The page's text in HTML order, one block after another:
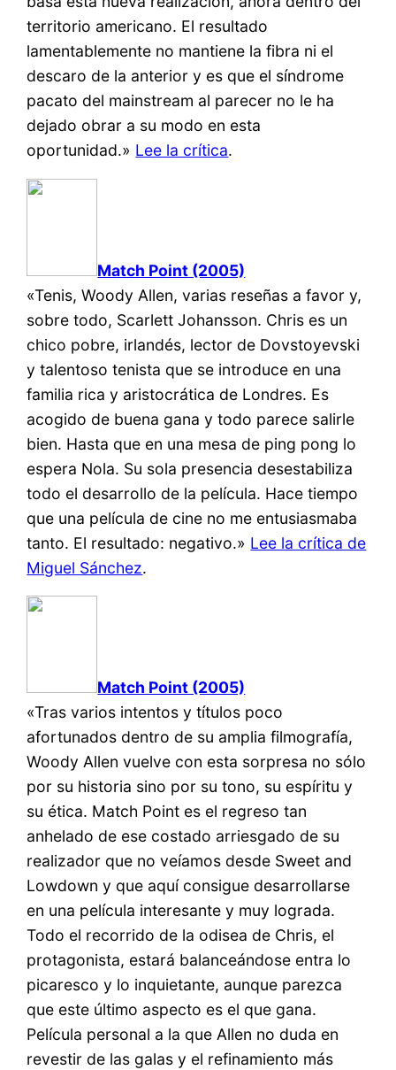
territorio americano. El resultado
lamentablemente no mantiene la fibra ni el
descaro de la anterior y es que el síndrome
pacato del mainstream al parecer no le ha
dejado obrar a su modo en esta
oportunidad.» Lee la crítica.
Match Point (2005)
«Tenis, Woody Allen, varias reseñas a favor y,
sobre todo, Scarlett Johansson. Chris es un
chico pobre, irlandés, lector de Dovstoyevski
y talentoso tenista que se introduce en una
familia rica y aristocrática de Londres. Es
acogido de buena gana y todo parece salirle
bien. Hasta que en una mesa de ping pong lo
espera Nola. Su sola presencia desestabiliza
todo el desarrollo de la película. Hace tiempo
que una película de cine no me entusiasmaba
tanto. El resultado: negativo.» Lee la crítica de
Miguel Sánchez.
Match Point (2005)
«Tras varios intentos y títulos poco
afortunados dentro de su amplia filmografía,
Woody Allen vuelve con esta sorpresa no sólo
por su historia sino por su tono, su espíritu y
su ética. Match Point es el regreso tan
anhelado de ese costado arriesgado de su
realizador que no veíamos desde Sweet and
Lowdown y que aquí consigue desarrollarse
en una película interesante y muy lograda.
Todo el recorrido de la odisea de Chris, el
protagonista, estará balanceándose entra lo
picaresco y lo inquietante, aunque parezca
que este último aspecto es el que gana.
Película personal a la que Allen no duda en
revestir de las galas y el refinamiento más